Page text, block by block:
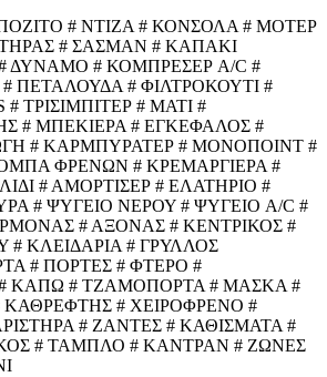
# ΝΤΙΖΑ # ΚΟΝΣΟΛΑ # ΜΟΤΕΡ
# ΣΑΣΜΑΝ # ΚΑΠΑΚΙ
ΔΥΝΑΜΟ # ΚΟΜΠΡΕΣΕΡ A/C #
ΠΕΤΑΛΟΥΔΑ # ΦΙΛΤΡΟΚΟΥΤΙ #
ΤΡΙΣΙΜΠΙΤΕΡ # ΜΑΤΙ #
# ΜΠΕΚΙΕΡΑ # ΕΓΚΕΦΑΛΟΣ #
# ΚΑΡΜΠΥΡΑΤΕΡ # ΜΟΝΟΠΟΙΝΤ #
ΦΡΕΝΩΝ # ΚΡΕΜΑΡΓΙΕΡΑ #
# ΑΜΟΡΤΙΣΕΡ # ΕΛΑΤΗΡΙΟ #
# ΨΥΓΕΙΟ ΝΕΡΟΥ # ΨΥΓΕΙΟ A/C #
# ΑΞΟΝΑΣ # ΚΕΝΤΡΙΚΟΣ #
ΚΛΕΙΔΑΡΙΑ # ΓΡΥΛΛΟΣ
# ΠΟΡΤΕΣ # ΦΤΕΡΟ #
ΚΑΠΩ # ΤΖΑΜΟΠΟΡΤΑ # ΜΑΣΚΑ #
# ΧΕΙΡΟΦΡΕΝΟ #
# ΖΑΝΤΕΣ # ΚΑΘΙΣΜΑΤΑ #
# ΤΑΜΠΛΟ # ΚΑΝΤΡΑΝ # ΖΩΝΕΣ